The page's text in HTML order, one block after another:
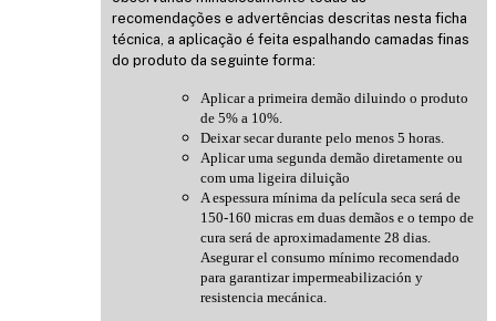
recomendações e advertências descritas nesta ficha
técnica, a aplicação é feita espalhando camadas finas
do produto da seguinte forma:
Aplicar a primeira demão diluindo o produto
de 5% a 10%.
Deixar secar durante pelo menos 5 horas.
Aplicar uma segunda demão diretamente ou
com uma ligeira diluição
A espessura mínima da película seca será de
150-160 micras em duas demãos e o tempo de
cura será de aproximadamente 28 dias.
Asegurar el consumo mínimo recomendado
para garantizar impermeabilización y
resistencia mecánica.